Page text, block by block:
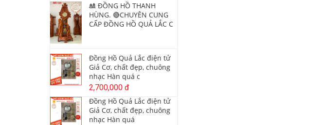
🎎 ĐỒNG HỒ THANH
HÙNG. 🔴CHUYÊN CUNG
CẤP ĐỒNG HỒ QUẢ LẮC C
Đồng Hồ Quả Lắc điện tử
Giả Cơ, chất đẹp, chuông
nhạc Hàn quá c
2,700,000 đ
Đồng Hồ Quả Lắc điện tử
Giả Cơ, chất đẹp, chuông
nhạc Hàn quá